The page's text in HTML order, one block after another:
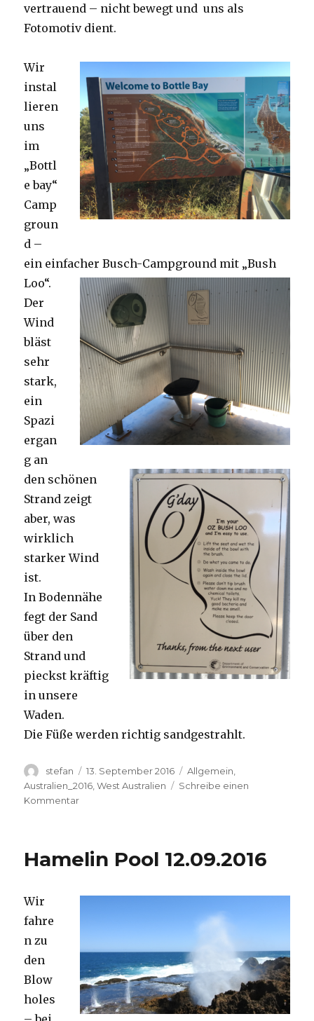
vertrauend – nicht bewegt und uns als
Fotomotiv dient.
Wir
instal
lieren
uns
im
„Bottl
e bay“
Camp
groun
d –
ein einfacher Busch-Campground mit „Bush
Loo“.
Der
Wind
bläst
sehr
stark,
ein
Spazi
ergan
g an
den schönen
Strand zeigt
aber, was
wirklich
starker Wind
ist.
In Bodennähe
fegt der Sand
über den
Strand und
pieckst kräftig
in unsere
Waden.
Die Füße werden richtig sandgestrahlt.
Autor
stefan
Veröffentlicht
am
13. September 2016 Kategorien
Allgemein
Australien_2016 ,West Australien
Schreibe einen
Kommentarzu
Hamelin Pool 12.09.2016
Wir
fahre
n zu
den
Blow
holes